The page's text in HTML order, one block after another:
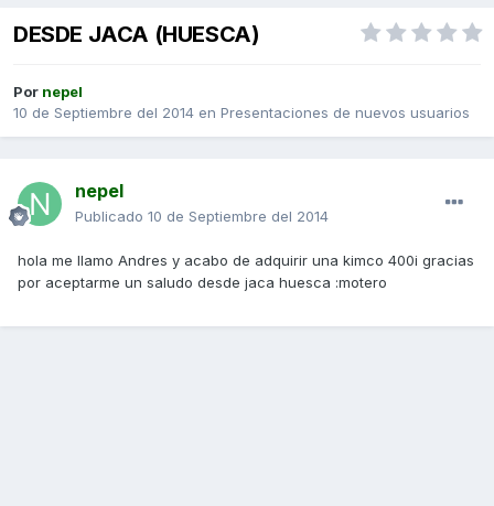
DESDE JACA (HUESCA)
Por nepel
10 de Septiembre del 2014 en Presentaciones de nuevos usuarios
nepel
Publicado 10 de Septiembre del 2014
hola me llamo Andres y acabo de adquirir una kimco 400i gracias
por aceptarme un saludo desde jaca huesca :motero